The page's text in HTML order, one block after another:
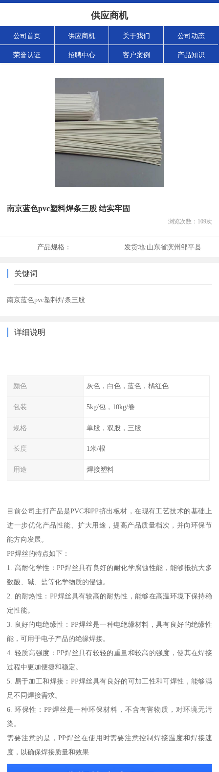
供应商机
公司首页 供应商机 关于我们 公司动态
荣誉认证 招聘中心 客户案例 产品知识
南京蓝色pvc塑料焊条三股 结实牢固
浏览次数： 109次
产品规格： 发货地:山东省滨州邹平县
关键词
南京蓝色pvc塑料焊条三股
详细说明
颜色 灰色，白色，蓝色，橘红色
包装 5kg/包，10kg/卷
规格 单股，双股，三股
长度 1米/根
用途 焊接塑料
目前公司主打产品是PVC和PP挤出板材，在现有工艺技术的基础上
进一步优化产品性能、扩大用途，提高产品质量档次，并向环保节
能方向发展。
PP焊丝的特点如下：
1. 高耐化学性：PP焊丝具有良好的耐化学腐蚀性能，能够抵抗大多
数酸、碱、盐等化学物质的侵蚀。
2. 的耐热性：PP焊丝具有较高的耐热性，能够在高温环境下保持稳
定性能。
3. 良好的电绝缘性：PP焊丝是一种电绝缘材料，具有良好的绝缘性
能，可用于电子产品的绝缘焊接。
4. 轻质高强度：PP焊丝具有较轻的重量和较高的强度，使其在焊接
过程中更加便捷和稳定。
5. 易于加工和焊接：PP焊丝具有良好的可加工性和可焊性，能够满
足不同焊接需求。
6. 环保性：PP焊丝是一种环保材料，不含有害物质，对环境无污
染。
需要注意的是，PP焊丝在使用时需要注意控制焊接温度和焊接速
度，以确保焊接质量和效果